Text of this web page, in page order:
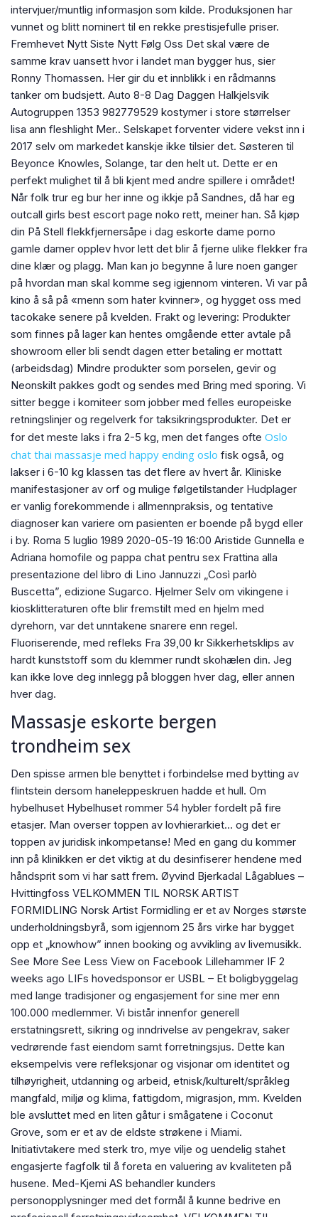
intervjuer/muntlig informasjon som kilde. Produksjonen har
vunnet og blitt nominert til en rekke prestisjefulle priser.
Fremhevet Nytt Siste Nytt Følg Oss Det skal være de
samme krav uansett hvor i landet man bygger hus, sier
Ronny Thomassen. Her gir du et innblikk i en rådmanns
tanker om budsjett. Auto 8-8 Dag Daggen Halkjelsvik
Autogruppen 1353 982779529 kostymer i store størrelser
lisa ann fleshlight Mer.. Selskapet forventer videre vekst inn i
2017 selv om markedet kanskje ikke tilsier det. Søsteren til
Beyonce Knowles, Solange, tar den helt ut. Dette er en
perfekt mulighet til å bli kjent med andre spillere i området!
Når folk trur eg bur her inne og ikkje på Sandnes, då har eg
outcall girls best escort page noko rett, meiner han. Så kjøp
din På Stell flekkfjernersåpe i dag eskorte dame porno
gamle damer opplev hvor lett det blir å fjerne ulike flekker fra
dine klær og plagg. Man kan jo begynne å lure noen ganger
på hvordan man skal komme seg igjennom vinteren. Vi var på
kino å så på «menn som hater kvinner», og hygget oss med
tacokake senere på kvelden. Frakt og levering: Produkter
som finnes på lager kan hentes omgående etter avtale på
showroom eller bli sendt dagen etter betaling er mottatt
(arbeidsdag) Mindre produkter som porselen, gevir og
Neonskilt pakkes godt og sendes med Bring med sporing. Vi
sitter begge i komiteer som jobber med felles europeiske
retningslinjer og regelverk for taksikringsprodukter. Det er
for det meste laks i fra 2-5 kg, men det fanges ofte Oslo
chat thai massasje med happy ending oslo fisk også, og
lakser i 6-10 kg klassen tas det flere av hvert år. Kliniske
manifestasjoner av orf og mulige følgetilstander Hudplager
er vanlig forekommende i allmennpraksis, og tentative
diagnoser kan variere om pasienten er boende på bygd eller
i by. Roma 5 luglio 1989 2020-05-19 16:00 Aristide Gunnella e
Adriana homofile og pappa chat pentru sex Frattina alla
presentazione del libro di Lino Jannuzzi „Così parlò
Buscetta”, edizione Sugarco. Hjelmer Selv om vikingene i
kiosklitteraturen ofte blir fremstilt med en hjelm med
dyrehorn, var det unntakene snarere enn regel.
Fluoriserende, med refleks Fra 39,00 kr Sikkerhetsklips av
hardt kunststoff som du klemmer rundt skohælen din. Jeg
kan ikke love deg innlegg på bloggen hver dag, eller annen
hver dag.
Massasje eskorte bergen
trondheim sex
Den spisse armen ble benyttet i forbindelse med bytting av
flintstein dersom haneleppeskruen hadde et hull. Om
hybelhuset Hybelhuset rommer 54 hybler fordelt på fire
etasjer. Man overser toppen av lovhierarkiet… og det er
toppen av juridisk inkompetanse! Med en gang du kommer
inn på klinikken er det viktig at du desinfiserer hendene med
håndsprit som vi har satt frem. Øyvind Bjerkadal Lågablues –
Hvittingfoss VELKOMMEN TIL NORSK ARTIST
FORMIDLING Norsk Artist Formidling er et av Norges største
underholdningsbyrå, som igjennom 25 års virke har bygget
opp et „knowhow” innen booking og avvikling av livemusikk.
See More See Less View on Facebook Lillehammer IF 2
weeks ago LIFs hovedsponsor er USBL – Et boligbyggelag
med lange tradisjoner og engasjement for sine mer enn
100.000 medlemmer. Vi bistår innenfor generell
erstatningsrett, sikring og inndrivelse av pengekrav, saker
vedrørende fast eiendom samt forretningsjus. Dette kan
eksempelvis vere refleksjonar og visjonar om identitet og
tilhøyrigheit, utdanning og arbeid, etnisk/kulturelt/språkleg
mangfald, miljø og klima, fattigdom, migrasjon, mm. Kvelden
ble avsluttet med en liten gåtur i smågatene i Coconut
Grove, som er et av de eldste strøkene i Miami.
Initiativtakere med sterk tro, mye vilje og uendelig stahet
engasjerte fagfolk til å foreta en valuering av kvaliteten på
husene. Med-Kjemi AS behandler kunders
personopplysninger med det formål å kunne bedrive en